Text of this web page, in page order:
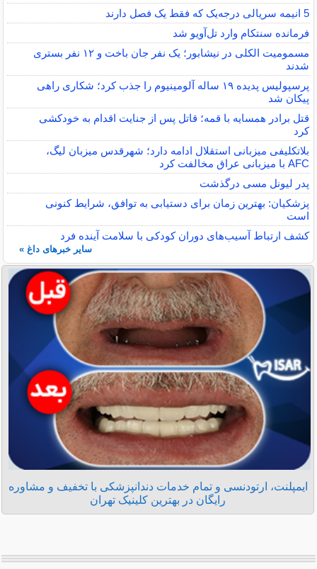
5 انیمه سریالی درجه‌یک که فقط یک فصل دارند
فرمانده سنتکام وارد تل‌آویو شد
مسمومیت الکلی در نیشابور؛ یک نفر جان باخت و ۱۲ نفر بستری
شدند
پرسپولیس پدیده ۱۹ ساله آلومینیوم را جذب کرد؛ شکاری راهی
پیکان شد
قتل برادر همسایه با قمه؛ قاتل پس از جنایت اقدام به خودکشی
کرد
بلاتکلیفی میزبانی استقلال ادامه دارد؛ شهرقدس میزبان لیگ،
AFC با میزبانی عراق مخالفت کرد
پدر لیونل مسی درگذشت
پزشکیان: بهترین زمان برای دستیابی به توافق، شرایط کنونی
است
کشف ارتباط آسیب‌های دوران کودکی با سلامت آینده فرد
سایر خبرهای داغ »
ایمپلنت، ارتودنسی و تمام خدمات دندانپزشکی با تخفیف و مشاوره
رایگان در بهترین کلینیک تهران